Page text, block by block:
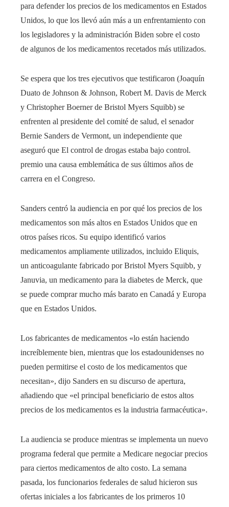
para defender los precios de los medicamentos en Estados
Unidos, lo que los llevó aún más a un enfrentamiento con
los legisladores y la administración Biden sobre el costo
de algunos de los medicamentos recetados más utilizados.
Se espera que los tres ejecutivos que testificaron (Joaquín
Duato de Johnson & Johnson, Robert M. Davis de Merck
y Christopher Boerner de Bristol Myers Squibb) se
enfrenten al presidente del comité de salud, el senador
Bernie Sanders de Vermont, un independiente que
aseguró que El control de drogas estaba bajo control.
premio una causa emblemática de sus últimos años de
carrera en el Congreso.
Sanders centró la audiencia en por qué los precios de los
medicamentos son más altos en Estados Unidos que en
otros países ricos. Su equipo identificó varios
medicamentos ampliamente utilizados, incluido Eliquis,
un anticoagulante fabricado por Bristol Myers Squibb, y
Januvia, un medicamento para la diabetes de Merck, que
se puede comprar mucho más barato en Canadá y Europa
que en Estados Unidos.
Los fabricantes de medicamentos «lo están haciendo
increíblemente bien, mientras que los estadounidenses no
pueden permitirse el costo de los medicamentos que
necesitan», dijo Sanders en su discurso de apertura,
añadiendo que «el principal beneficiario de estos altos
precios de los medicamentos es la industria farmacéutica».
La audiencia se produce mientras se implementa un nuevo
programa federal que permite a Medicare negociar precios
para ciertos medicamentos de alto costo. La semana
pasada, los funcionarios federales de salud hicieron sus
ofertas iniciales a los fabricantes de los primeros 10